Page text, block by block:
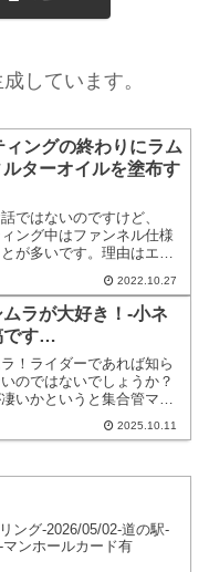
しています。
ィングの終わりにラム
ターオイルを塗布す
ではないのですけど、
ング中はファンネル仕様
が多いです。理由はエア
のが手間だからです。ちな
ィルターですが、オイル
で装着して走行しても、
影響があるようには思え
2022.10.27
ラが大好き！-小ネ
です…
！ライダーであれば知ら
のではないでしょうか？
いかというと集合管マフ
ーターシーンを一歩進めた
2025.10.11
ング-2026/05/02-道の駅-
ンホールカード有